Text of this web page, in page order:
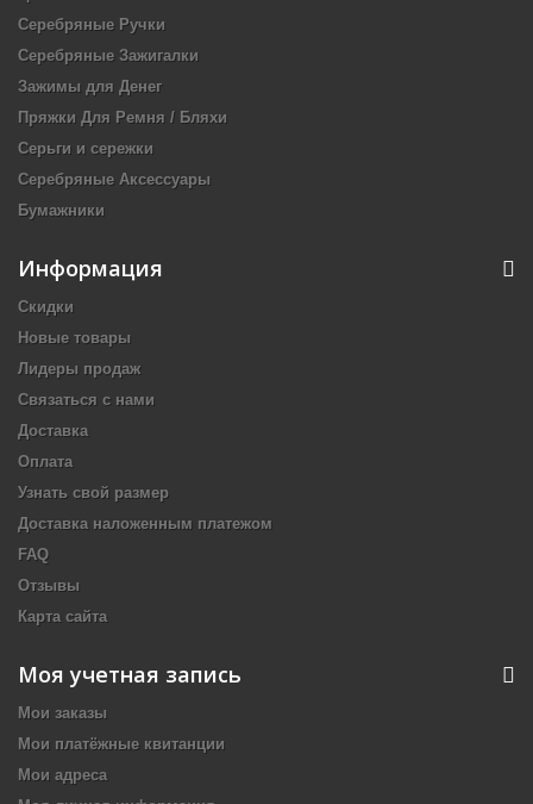
Серебряные Ручки
Серебряные Зажигалки
Зажимы для Денег
Пряжки Для Ремня / Бляхи
Серьги и сережки
Серебряные Аксессуары
Бумажники
Информация
Скидки
Новые товары
Лидеры продаж
Связаться с нами
Доставка
Оплата
Узнать свой размер
Доставка наложенным платежом
FAQ
Отзывы
Карта сайта
Моя учетная запись
Мои заказы
Мои платёжные квитанции
Мои адреса